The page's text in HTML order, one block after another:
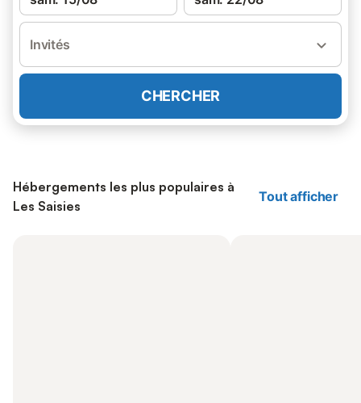
Invités
CHERCHER
Hébergements les plus populaires à
Les Saisies
Tout afficher